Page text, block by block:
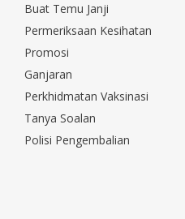
Buat Temu Janji
Permeriksaan Kesihatan
Promosi
Ganjaran
Perkhidmatan Vaksinasi
Tanya Soalan
Polisi Pengembalian